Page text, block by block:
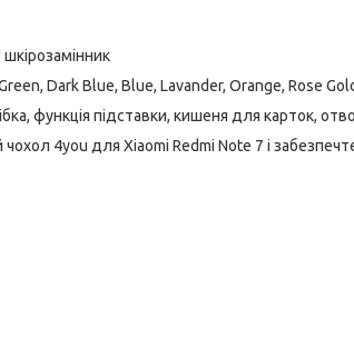
Dark Blue, Blue, Lavander, Orange, Rose
функція підставки, кишеня для карток,
4you для Xiaomi Redmi Note 7 і